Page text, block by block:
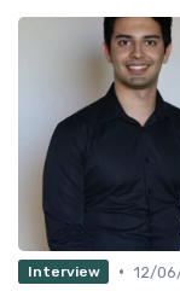
Interview • 12/